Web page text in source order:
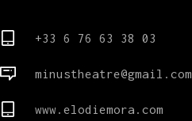
+33 6 76 63 38 03
minustheatre@gmail.com
www.elodiemora.com